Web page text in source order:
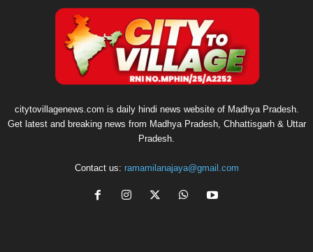
citytovillagenews.com is daily hindi news website of Madhya Pradesh.
Get latest and breaking news from Madhya Pradesh, Chhattisgarh & Uttar
Pradesh.
Contact us: ramamilanajaya@gmail.com